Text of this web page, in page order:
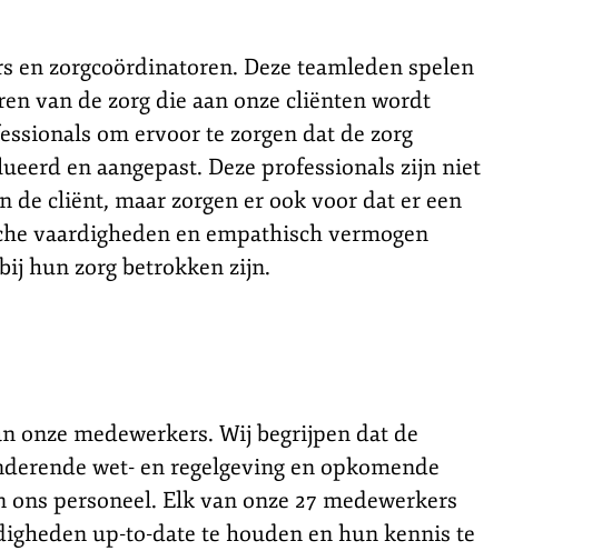
en zorgcoördinatoren. Deze teamleden spelen
van de zorg die aan onze cliënten wordt
om ervoor te zorgen dat de zorg
en aangepast. Deze professionals zijn niet
de cliënt, maar zorgen er ook voor dat er een
vaardigheden en empathisch vermogen
hun zorg betrokken zijn.
onze medewerkers. Wij begrijpen dat de
wet- en regelgeving en opkomende
personeel. Elk van onze 27 medewerkers
up-to-date te houden en hun kennis te